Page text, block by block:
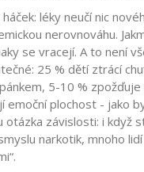
léky neučí nic
nerovnováhu.
se vracejí. A to není
25 % dětí ztrácí
5-10 %
emoční plochost - jako
otázka závislosti: i když
narkotik, mnoho